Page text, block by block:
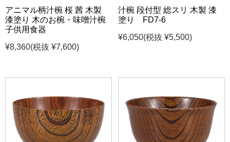
アニマル柄汁椀 桜 茜 木製
漆塗り 木のお椀・味噌汁椀
子供用食器
¥8,360(税抜 ¥7,600)
汁椀 段付型 総スリ 木製 漆
塗り FD7-6
¥6,050(税抜 ¥5,500)